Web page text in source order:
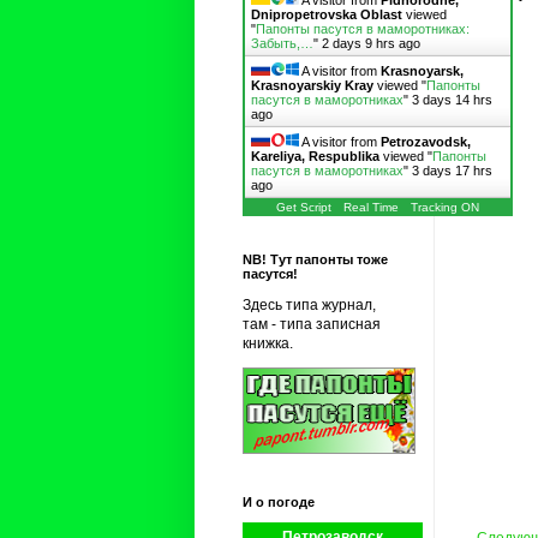
Dnipropetrovska Oblast viewed
"Папонты пасутся в маморотниках:
Забыть,… " 2 days 9 hrs ago
A visitor from Krasnoyarsk,
Krasnoyarskiy Kray viewed "Папонты
пасутся в маморотниках" 3 days 14 hrs
ago
A visitor from Petrozavodsk,
Kareliya, Respublika viewed "Папонты
пасутся в маморотниках" 3 days 17 hrs
ago
Get Script Real Time Tracking ON
NB! Тут папонты тоже
пасутся!
Здесь типа журнал,
там - типа записная
книжка.
И о погоде